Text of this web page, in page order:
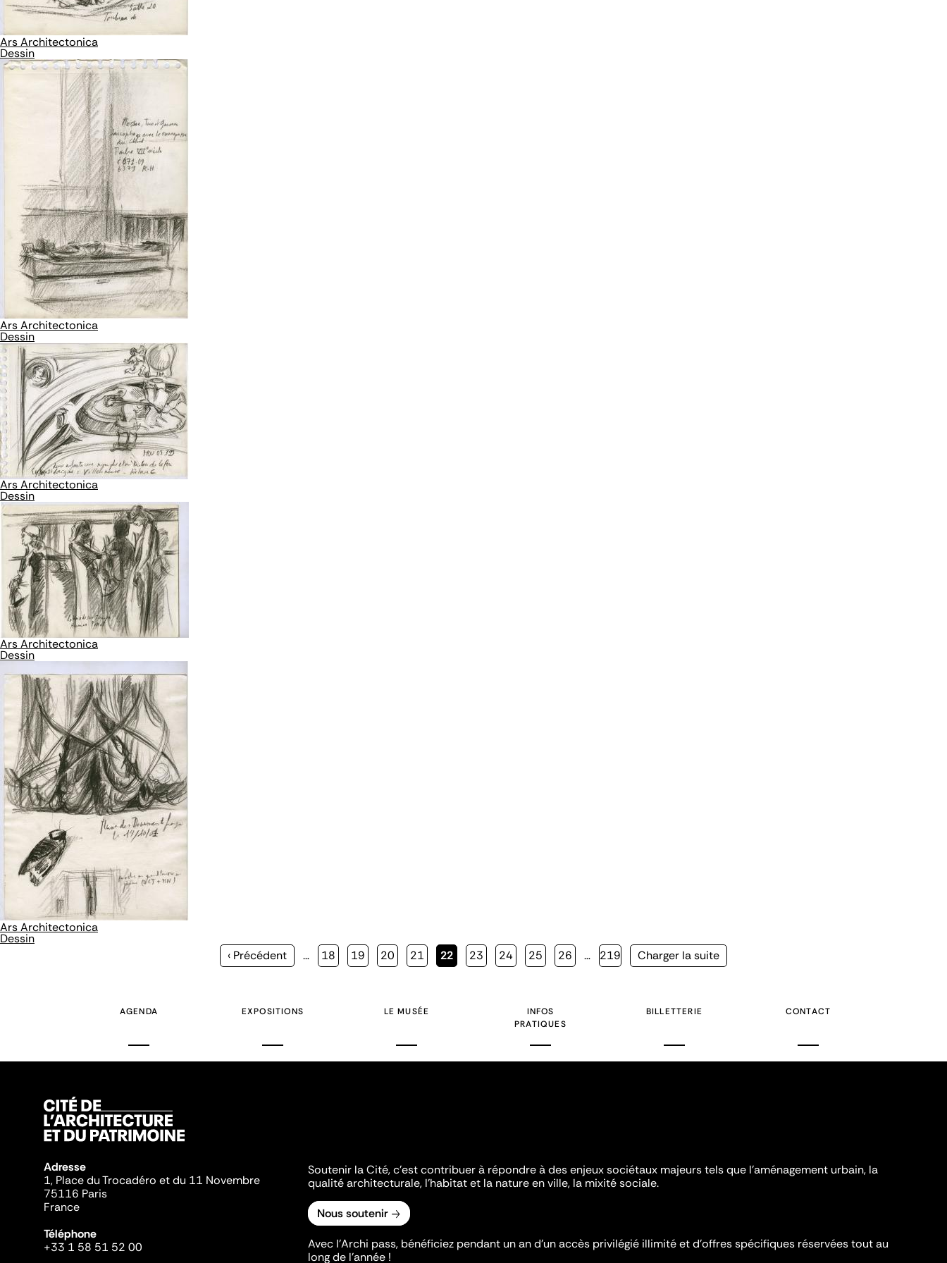
Ars Architectonica
Dessin
Ars Architectonica
Dessin
Ars Architectonica
Dessin
Ars Architectonica
Dessin
Ars Architectonica
Dessin
Page
‹ Précédent … Page
18 Page
19 Page
20 Page
21
Page
22 Page
23 Page
24 Page
25 Page
26 … Page
219
Page
Charger la suite
AGENDA EXPOSITIONS LE MUSÉE
INFOS
PRATIQUES
BILLETTERIE CONTACT
Adresse
1, Place du Trocadéro et du 11 Novembre
75116 Paris
France
Téléphone
+33 1 58 51 52 00
Soutenir la Cité, c'est contribuer à répondre à des enjeux sociétaux majeurs tels que l'aménagement urbain, la
qualité architecturale, l'habitat et la nature en ville, la mixité sociale.
Nous soutenir
Avec l’Archi pass, bénéficiez pendant un an d’un accès privilégié illimité et d’offres spécifiques réservées tout au
long de l’année !